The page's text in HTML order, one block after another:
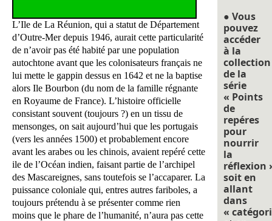
L’Ile de La Réunion, qui a statut de Département
d’Outre-Mer depuis 1946, aurait cette particularité
de n’avoir pas été habité par une population
autochtone avant que les colonisateurs français ne
lui mette le gappin dessus en 1642 et ne la baptise
alors Ile Bourbon (du nom de la famille régnante
en Royaume de France). L’histoire officielle
consistant souvent (toujours ?) en un tissu de
mensonges, on sait aujourd’hui que les portugais
(vers les années 1500) et probablement encore
avant les arabes ou les chinois, avaient repéré cette
ile de l’Océan indien, faisant partie de l’archipel
des Mascareignes, sans toutefois se l’accaparer. La
puissance coloniale qui, entres autres fariboles, a
toujours prétendu à se présenter comme rien
moins que le phare de l’humanité, n’aura pas cette
● Vous
pouvez
accéder
à la
collection
de la
série
« Points
de
repéres
pour
nourrir
la
réflexion
soit en
allant
dans
«